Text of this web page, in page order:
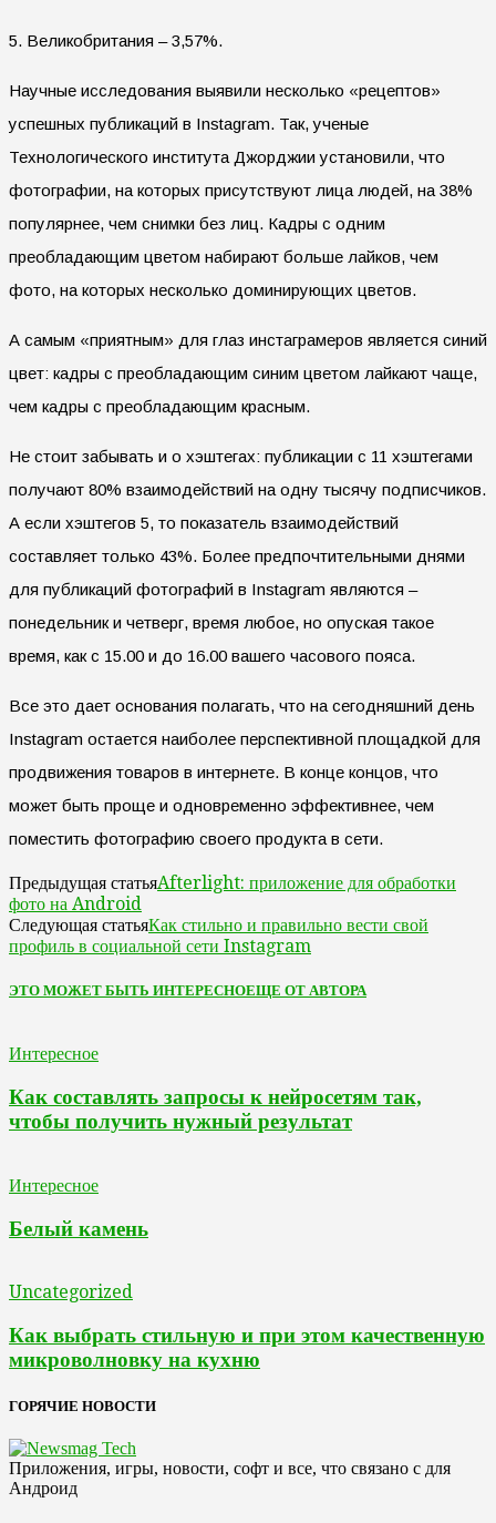
5. Великобритания – 3,57%.
Научные исследования выявили несколько «рецептов»
успешных публикаций в Instagram. Так, ученые
Технологического института Джорджии установили, что
фотографии, на которых присутствуют лица людей, на 38%
популярнее, чем снимки без лиц. Кадры с одним
преобладающим цветом набирают больше лайков, чем
фото, на которых несколько доминирующих цветов.
А самым «приятным» для глаз инстаграмеров является синий
цвет: кадры с преобладающим синим цветом лайкают чаще,
чем кадры с преобладающим красным.
Не стоит забывать и о хэштегах: публикации с 11 хэштегами
получают 80% взаимодействий на одну тысячу подписчиков.
А если хэштегов 5, то показатель взаимодействий
составляет только 43%. Более предпочтительными днями
для публикаций фотографий в Instagram являются –
понедельник и четверг, время любое, но опуская такое
время, как с 15.00 и до 16.00 вашего часового пояса.
Все это дает основания полагать, что на сегодняшний день
Instagram остается наиболее перспективной площадкой для
продвижения товаров в интернете. В конце концов, что
может быть проще и одновременно эффективнее, чем
поместить фотографию своего продукта в сети.
Предыдущая статьяAfterlight: приложение для обработки
фото на Android
Следующая статьяКак стильно и правильно вести свой
профиль в социальной сети Instagram
ЭТО МОЖЕТ БЫТЬ ИНТЕРЕСНОЕЩЕ ОТ АВТОРА
Интересное
Как составлять запросы к нейросетям так,
чтобы получить нужный результат
Интересное
Белый камень
Uncategorized
Как выбрать стильную и при этом качественную
микроволновку на кухню
ГОРЯЧИЕ НОВОСТИ
Приложения, игры, новости, софт и все, что связано с для
Андроид